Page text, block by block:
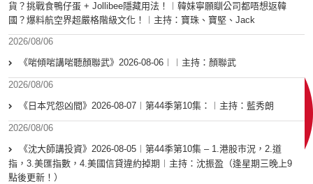
貨？挑戰食鴨仔蛋 + Jollibee隱藏用法！︱韓妹寧願瞓公司都唔想返韓
國？爆料航空界超嚴格階級文化！︱主持：寶珠、寶堅、Jack
2026/08/06
《啱傾啱講啱聽顏聯武》2026-08-06︱︱主持：顏聯武
2026/08/06
《日本咒怨凶間》2026-08-07︱第44季第10集：︱主持：藍秀朗
2026/08/06
《沈大師講投資》2026-08-05︱第44季第10集 – 1.港股市況，2.道
指，3.美匯指數，4.美國信貸違約掉期︱主持：沈振盈（逢星期三晚上9
點後更新！）